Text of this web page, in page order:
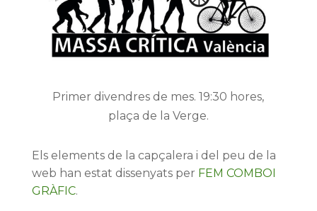
Primer divendres de mes. 19:30 hores,
plaça de la Verge.
Els elements de la capçalera i del peu de la
web han estat dissenyats per FEM COMBOI
GRÀFIC.